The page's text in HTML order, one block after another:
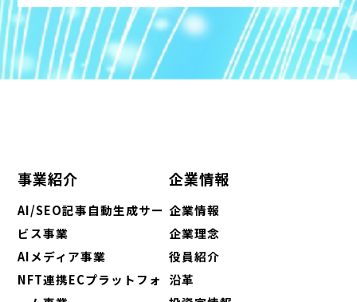
事業紹介
AI/SEO記事自動生成サー
ビス事業
AIメディア事業
NFT連携ECプラットフォ
企業情報
企業情報
企業理念
役員紹介
沿革